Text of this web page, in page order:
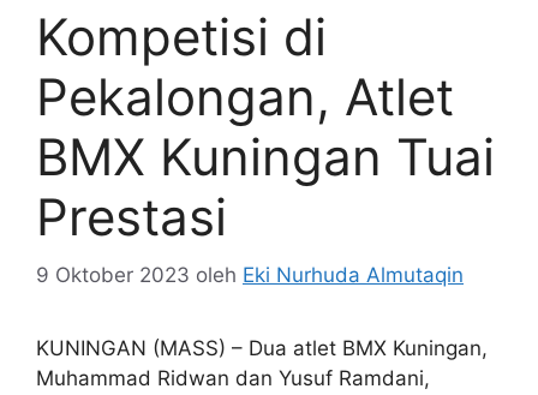
Kompetisi di
Pekalongan, Atlet
BMX Kuningan Tuai
Prestasi
9 Oktober 2023 oleh Eki Nurhuda Almutaqin
KUNINGAN (MASS) – Dua atlet BMX Kuningan,
Muhammad Ridwan dan Yusuf Ramdani,